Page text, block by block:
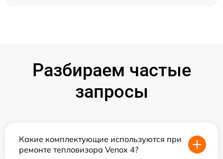
Разбираем частые
запросы
Какие комплектующие используются при
ремонте тепловизора Venox 4?